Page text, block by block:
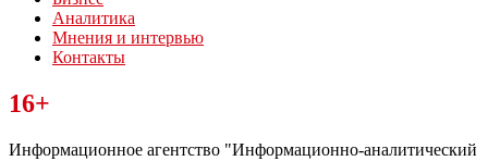
Аналитика
Мнения и интервью
Контакты
Читайте последние новости дня в Тульской области на сайте
“ЗаНовомосковск”
16+
Информационное агентство "Информационно-аналитический